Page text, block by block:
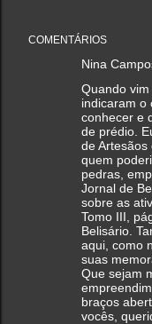
COMENTÁRIOS
Nina
Quando
indicaram o
conhecer e
de prédio.
de Artesãos
quem
pedras,
Jornal de
sobre as
Tomo III,
Belisário.
aqui, como
suas
Que sejam
braços
vocês,